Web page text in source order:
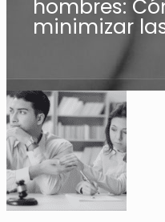
hombres:
minimizar